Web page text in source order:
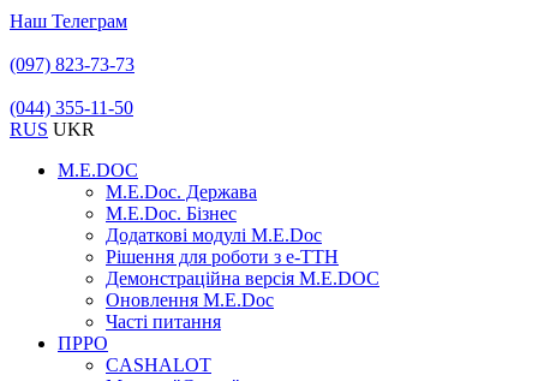
Наш Телеграм
(097) 823-73-73
(044) 355-11-50
RUS UKR
M.E.DOC
M.E.Doc. Держава
M.E.Doc. Бізнес
Додаткові модулі M.E.Doc
Рішення для роботи з е-ТТН
Демонстраційна версія M.E.DOC
Оновлення M.E.Doc
Часті питання
ПРРО
CASHALOT